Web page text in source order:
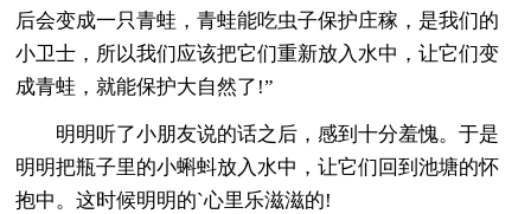
后会变成一只青蛙，青蛙能吃虫子保护庄稼，是我们的
小卫士，所以我们应该把它们重新放入水中，让它们变
成青蛙，就能保护大自然了!”
明明听了小朋友说的话之后，感到十分羞愧。于是
明明把瓶子里的小蝌蚪放入水中，让它们回到池塘的怀
抱中。这时候明明的`心里乐滋滋的!